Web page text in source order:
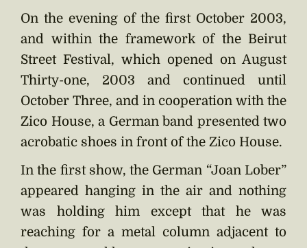
On the evening of the first October 2003,
and within the framework of the Beirut
Street Festival, which opened on August
Thirty-one, 2003 and continued until
October Three, and in cooperation with the
Zico House, a German band presented two
acrobatic shoes in front of the Zico House.
In the first show, the German “Joan Lober”
appeared hanging in the air and nothing
was holding him except that he was
reaching for a metal column adjacent to